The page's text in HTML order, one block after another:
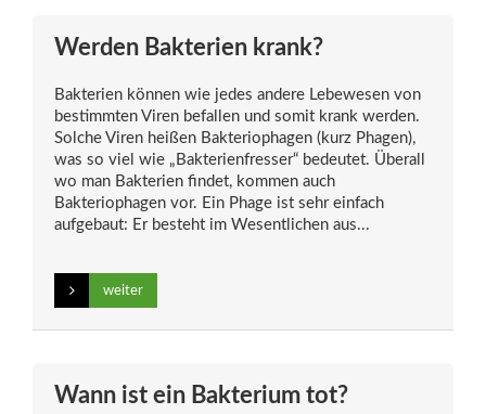
Werden Bakterien krank?
Bakterien können wie jedes andere Lebewesen von
bestimmten Viren befallen und somit krank werden.
Solche Viren heißen Bakteriophagen (kurz Phagen),
was so viel wie „Bakterienfresser“ bedeutet. Überall
wo man Bakterien findet, kommen auch
Bakteriophagen vor. Ein Phage ist sehr einfach
aufgebaut: Er besteht im Wesentlichen aus...
weiter
Wann ist ein Bakterium tot?